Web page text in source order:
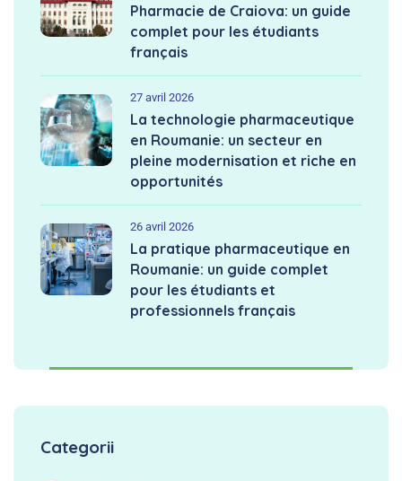
Pharmacie de Craiova: un guide
complet pour les étudiants
français
27 avril 2026
La technologie pharmaceutique
en Roumanie: un secteur en
pleine modernisation et riche en
opportunités
26 avril 2026
La pratique pharmaceutique en
Roumanie: un guide complet
pour les étudiants et
professionnels français
Categorii